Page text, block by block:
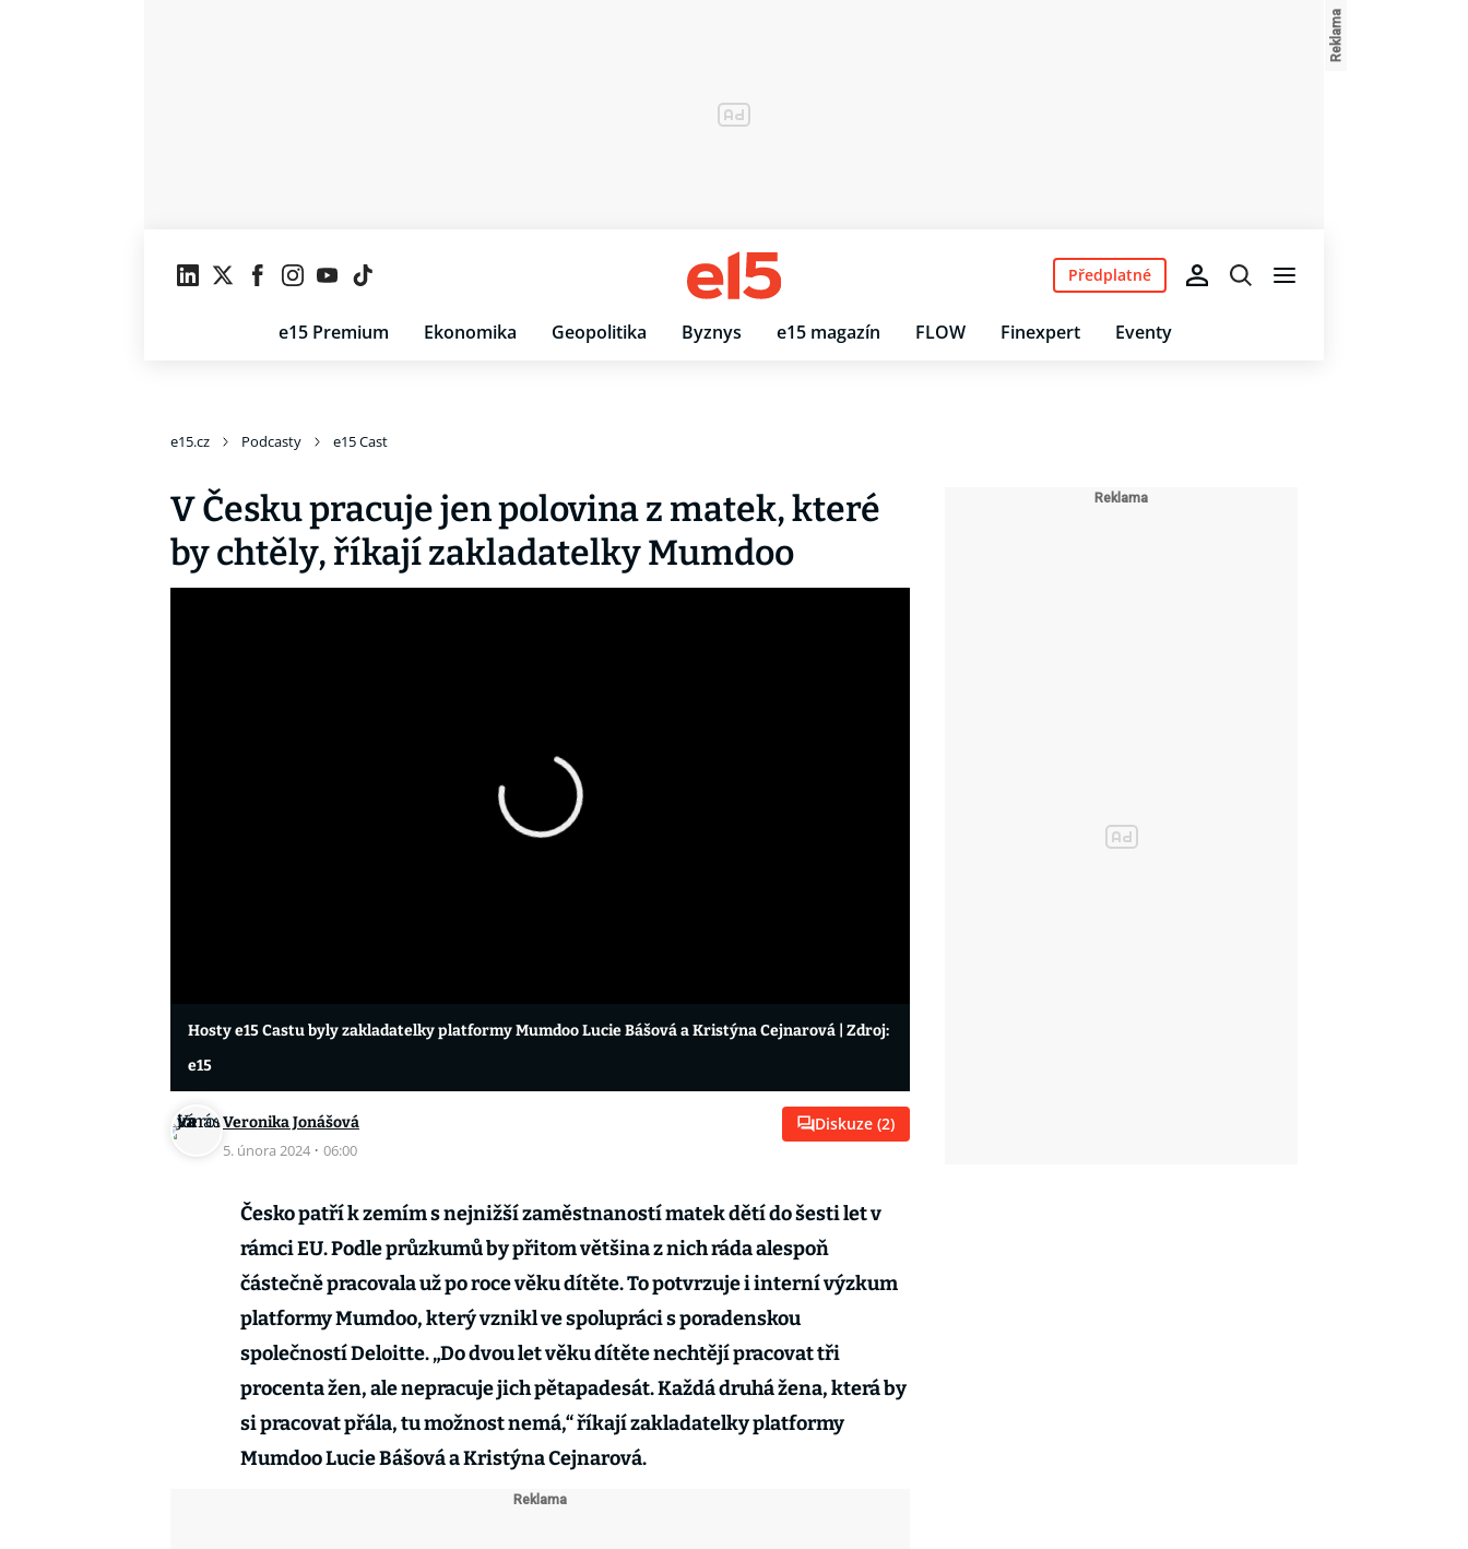
e15 Premium Ekonomika Geopolitika Byznys e15 magazín FLOW Finexpert Eventy
Předplatné
e15.cz Podcasty e15 Cast
V Česku pracuje jen polovina z matek, které
by chtěly, říkají zakladatelky Mumdoo
Hosty e15 Castu byly zakladatelky platformy Mumdoo Lucie Bášová a Kristýna Cejnarová | Zdroj:
e15
Veronika Jonášová
5. února 2024 · 06:00
Diskuze (2)
Česko patří k zemím s nejnižší zaměstnaností matek dětí do šesti let v
rámci EU. Podle průzkumů by přitom většina z nich ráda alespoň
částečně pracovala už po roce věku dítěte. To potvrzuje i interní výzkum
platformy Mumdoo, který vznikl ve spolupráci s poradenskou
společností Deloitte. „Do dvou let věku dítěte nechtějí pracovat tři
procenta žen, ale nepracuje jich pětapadesát. Každá druhá žena, která by
si pracovat přála, tu možnost nemá,“ říkají zakladatelky platformy
Mumdoo Lucie Bášová a Kristýna Cejnarová.